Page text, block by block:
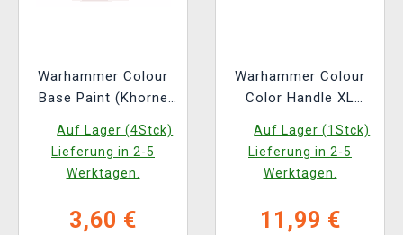
Warhammer Colour
Base Paint (Khorne
Auf Lager (4Stck)
Lieferung in 2-5
Werktagen.
3,60 €
Warhammer Colour
Color Handle XL
Auf Lager (1Stck)
Lieferung in 2-5
Werktagen.
11,99 €